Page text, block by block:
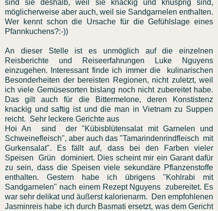
sind sie deshalb, weil sie knackig und knusprig sind,
möglicherweise aber auch, weil sie Sandgarnelen enthalten.
Wer kennt schon die Ursache für die Gefühlslage eines
Pfannkuchens?:-))
An dieser Stelle ist es unmöglich auf die einzelnen
Reisberichte und Reiseerfahrungen Luke Nguyens
einzugehen. Interessant finde ich immer die kulinarischen
Besonderheiten der bereisten Regionen, nicht zuletzt, weil
ich viele Gemüsesorten bislang noch nicht zubereitet habe.
Das gilt auch für die Bittermelone, deren Konstistenz
knackig und saftig ist und die man in Vietnam zu Suppen
reicht. Sehr leckere Gerichte aus
Hoi An sind der "Kübisblütensalat mit Garnelen und
Schweinefleisch", aber auch das "Tamarindenrindfleisch mit
Gurkensalat". Es fällt auf, dass bei den Farben vieler
Speisen Grün dominiert. Dies scheint mir ein Garant dafür
zu sein, dass die Speisen viele sekundäre Pflanzenstoffe
enthalten. Gestern habe ich übrigens "Kohlrabi mit
Sandgarnelen" nach einem Rezept Nguyens zubereitet. Es
war sehr delikat und äußerst kalorienarm. Den empfohlenen
Jasminreis habe ich durch Basmati ersetzt, was dem Gericht